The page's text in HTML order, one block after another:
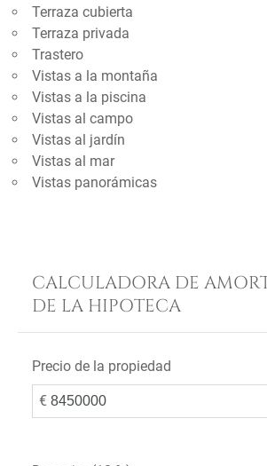
Terraza cubierta
Terraza privada
Trastero
Vistas a la montaña
Vistas a la piscina
Vistas al campo
Vistas al jardín
Vistas al mar
Vistas panorámicas
CALCULADORA DE
DE LA HIPOTECA
Precio de la propiedad
€